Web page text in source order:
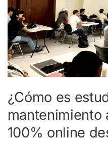
¿Cómo es
mantenimiento
100% online
mantenimiento
aeronáutico
100%
online
desde
LATAM?